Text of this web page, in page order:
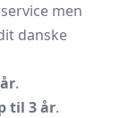
men
danske
.
til 3 år.